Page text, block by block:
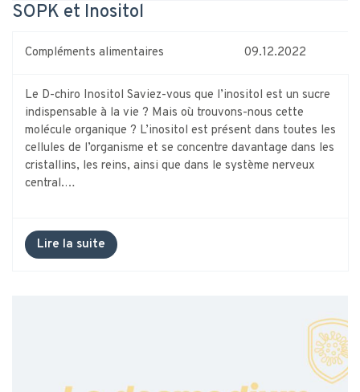
SOPK et Inositol
Compléments alimentaires 09.12.2022
Le D-chiro Inositol Saviez-vous que l’inositol est un sucre
indispensable à la vie ? Mais où trouvons-nous cette
molécule organique ? L’inositol est présent dans toutes les
cellules de l’organisme et se concentre davantage dans les
cristallins, les reins, ainsi que dans le système nerveux
central.…
Lire la suite